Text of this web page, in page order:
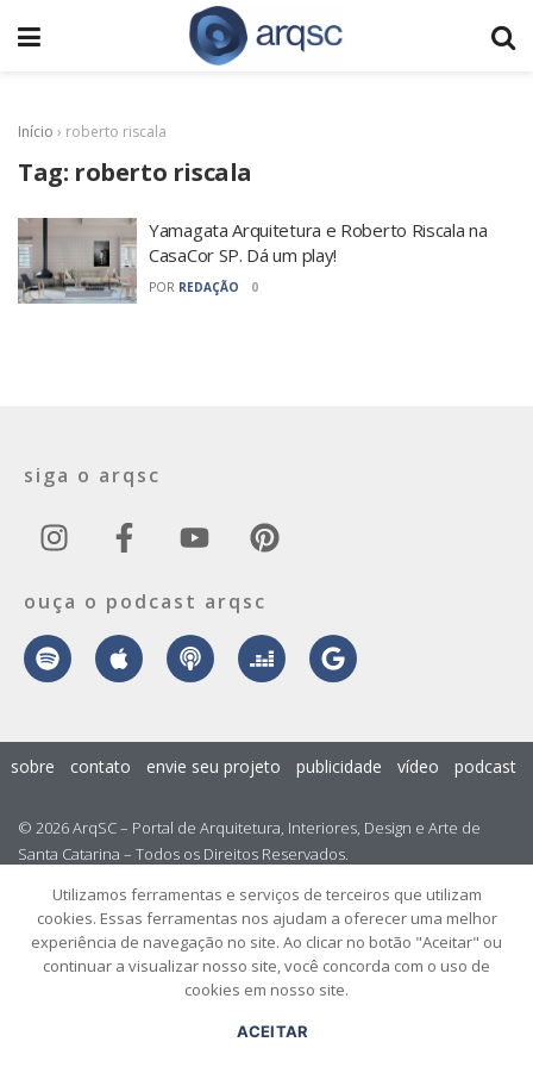
Início › roberto riscala
Tag: roberto riscala
Yamagata Arquitetura e Roberto Riscala na
CasaCor SP. Dá um play!
POR REDAÇÃO 0
siga o arqsc
ouça o podcast arqsc
© 2026 ArqSC – Portal de Arquitetura, Interiores, Design e Arte de
Santa Catarina – Todos os Direitos Reservados.
sobre contato envie seu projeto publicidade vídeo podcast
Utilizamos ferramentas e serviços de terceiros que utilizam
cookies. Essas ferramentas nos ajudam a oferecer uma melhor
experiência de navegação no site. Ao clicar no botão "Aceitar" ou
continuar a visualizar nosso site, você concorda com o uso de
cookies em nosso site.
ACEITAR